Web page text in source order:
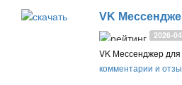
VK
2026-
комментарии и